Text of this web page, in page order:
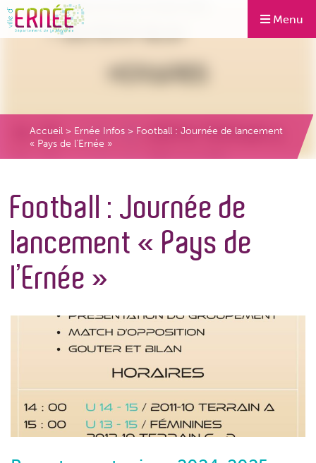
Menu
Accueil > Ernée Infos > Football : Journée de lancement
« Pays de l’Ernée »
Football : Journée de
lancement « Pays de
l’Ernée »